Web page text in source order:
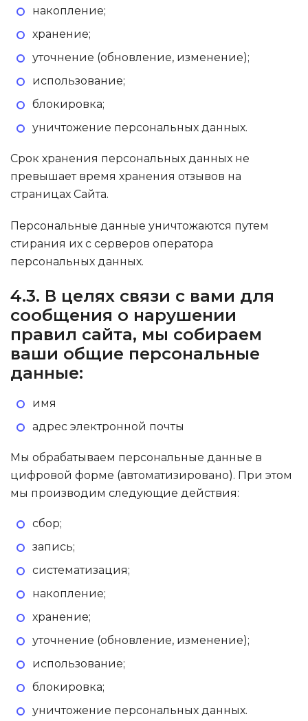
накопление;
хранение;
уточнение (обновление, изменение);
использование;
блокировка;
уничтожение персональных данных.
Срок хранения персональных данных не
превышает время хранения отзывов на
страницах Сайта.
Персональные данные уничтожаются путем
стирания их с серверов оператора
персональных данных.
4.3. В целях связи с вами для
сообщения о нарушении
правил сайта, мы собираем
ваши общие персональные
данные:
имя
адрес электронной почты
Мы обрабатываем персональные данные в
цифровой форме (автоматизировано). При этом
мы производим следующие действия:
сбор;
запись;
систематизация;
накопление;
хранение;
уточнение (обновление, изменение);
использование;
блокировка;
уничтожение персональных данных.